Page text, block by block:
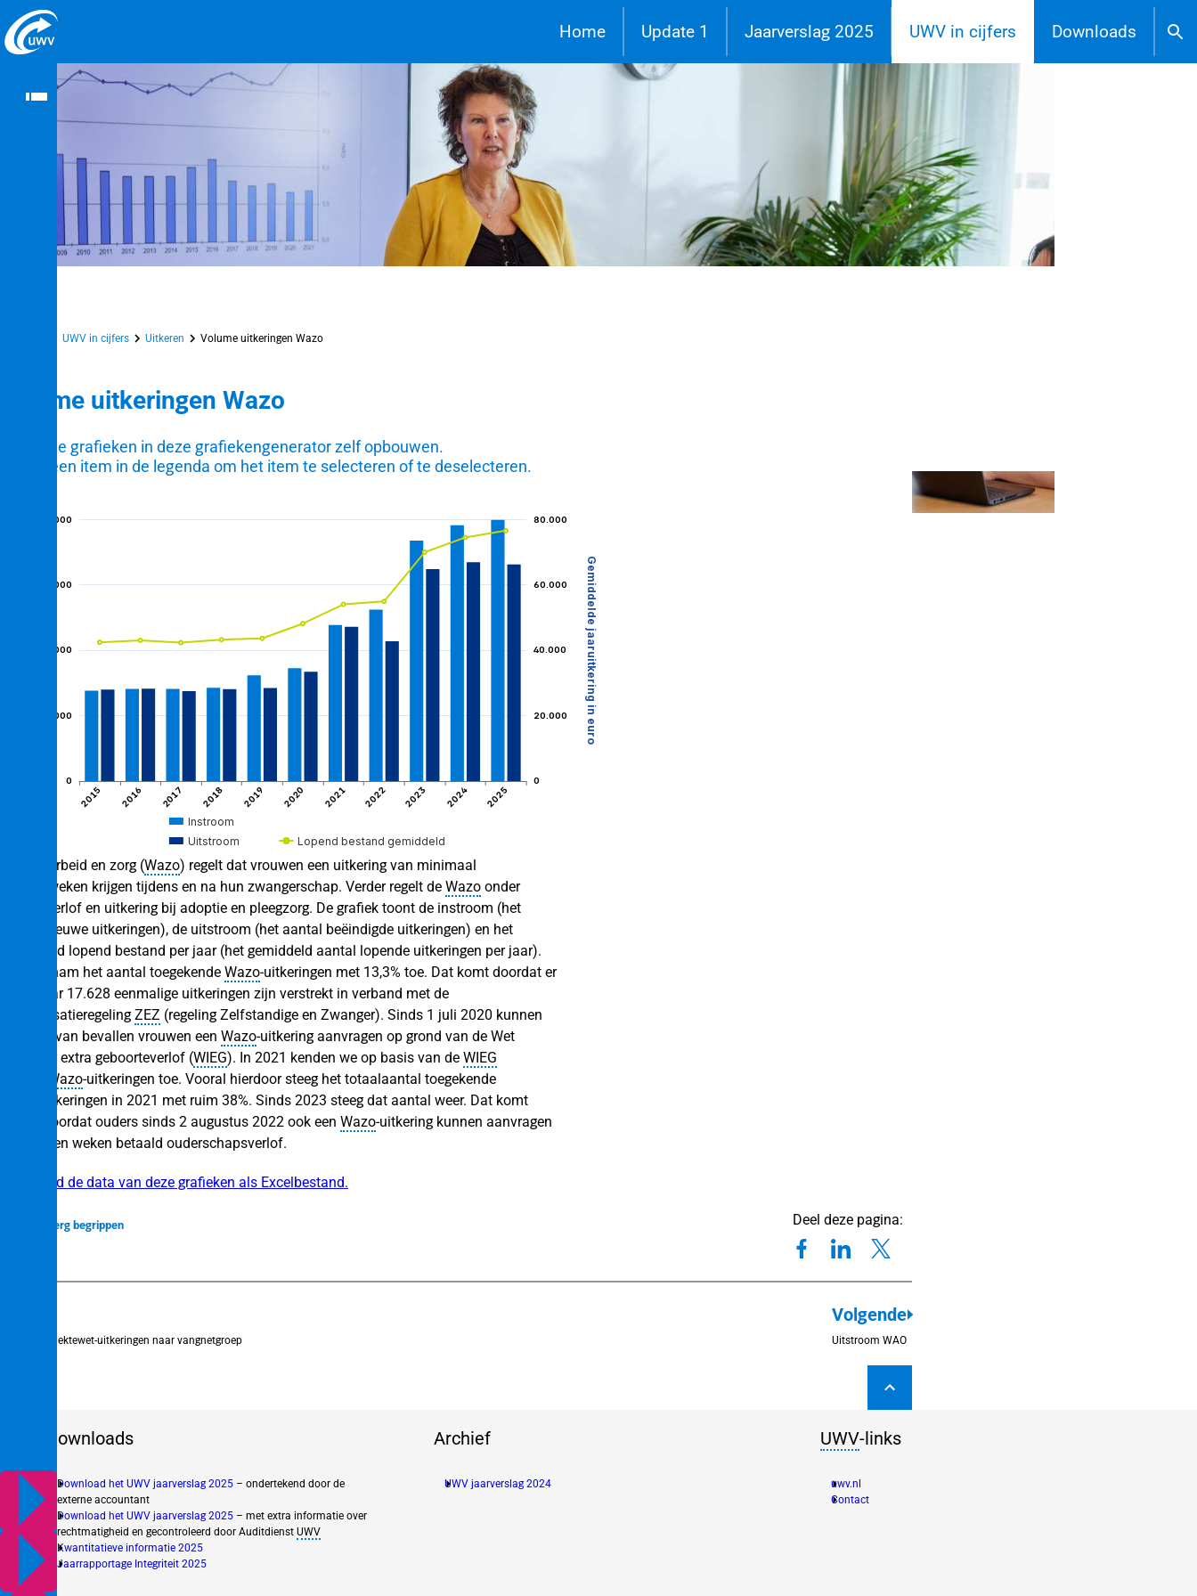
Naar homepage
Home Update 1 Jaarverslag 2025 UWV in cijfers Downloads
UWV in cijfers Uitkeren Volume uitkeringen Wazo
Volume uitkeringen Wazo
U kunt de grafieken in deze grafiekengenerator zelf opbouwen.
Klik op een item in de legenda om het item te selecteren of te deselecteren.
Gemiddelde jaaruitkering in euro
0
100.000
200.000
300.000
400.000
0
20.000
40.000
60.000
80.000
2015 2016 2017 2018 2019 2020 2021 2022 2023 2024 2025
Instroom
Uitstroom
Lopend bestand gemiddeld
De Wet arbeid en zorg (Wazo) regelt dat vrouwen een uitkering van minimaal
zestien weken krijgen tijdens en na hun zwangerschap. Verder regelt de Wazo onder
andere verlof en uitkering bij adoptie en pleegzorg. De grafiek toont de instroom (het
aantal nieuwe uitkeringen), de uitstroom (het aantal beëindigde uitkeringen) en het
gemiddeld lopend bestand per jaar (het gemiddeld aantal lopende uitkeringen per jaar).
In 2019 nam het aantal toegekende Wazo‑uitkeringen met 13,3% toe. Dat komt doordat er
in dat jaar 17.628 eenmalige uitkeringen zijn verstrekt in verband met de
CompensatieregelingZEZ (regeling Zelfstandige en Zwanger). Sinds 1 juli 2020 kunnen
partners van bevallen vrouwen een Wazo‑uitkering aanvragen op grond van de Wet
invoering extra geboorteverlof (WIEG). In 2021 kenden we op basis van de WIEG
Wazo‑uitkeringen toe. Vooral hierdoor steeg het totaalaantal toegekende
‑uitkeringen in 2021 met ruim 38%. Sinds 2023 steeg dat aantal weer. Dat komt
vooral doordat ouders sinds 2 augustus 2022 ook een Wazo‑uitkering kunnen aanvragen
voor negen weken betaald ouderschapsverlof.
Download de data van deze grafieken als Excelbestand.
Verberg begrippen Deel deze pagina:
Lopende Ziektewet-uitkeringen naar vangnetgroep
Volgende
Uitstroom WAO
Downloads
Download het UWV jaarverslag 2025 – ondertekend door de
externe accountant
Download het UWV jaarverslag 2025 – met extra informatie over
rechtmatigheid en gecontroleerd door Auditdienst UWV
Kwantitatieve informatie 2025
Jaarrapportage Integriteit 2025
Archief
UWV jaarverslag 2024(new window)
UWV-links
uwv.nl
Contact